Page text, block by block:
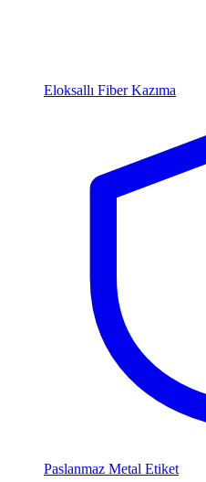
Eloksallı Fiber Kazıma
Paslanmaz Metal Etiket